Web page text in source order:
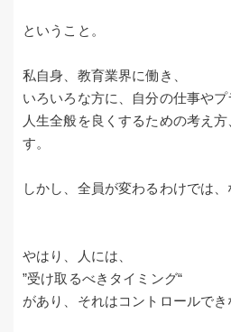
ということ。
私自身、教育業界に働き、
いろいろな方に、自分の仕事やプ
人生全般を良くするための考え
す。
しかし、全員が変わるわけでは、
やはり、人には、
”受け取るべきタイミング“
があり、それはコントロールでき